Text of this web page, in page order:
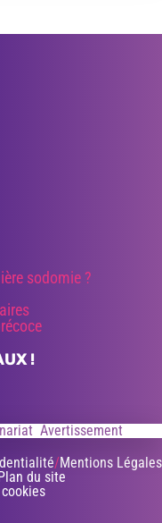
sodomie ?
!
Avertissement
Mentions Légales
du site